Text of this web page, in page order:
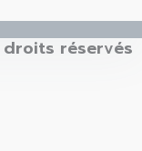
droits réservés